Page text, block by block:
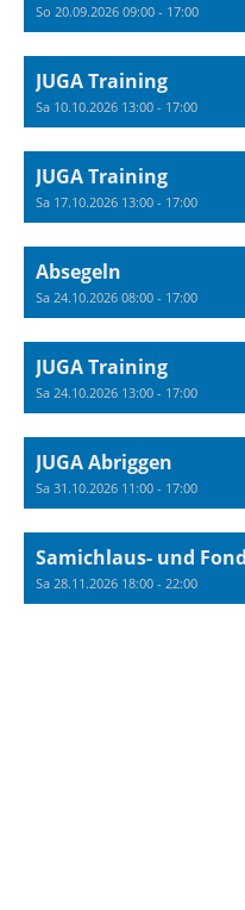
So 20.09.2026 09:00 - 17:00
JUGA Training
Sa 10.10.2026 13:00 - 17:00
JUGA Training
Sa 17.10.2026 13:00 - 17:00
Absegeln
Sa 24.10.2026 08:00 - 17:00
JUGA Training
Sa 24.10.2026 13:00 - 17:00
JUGA Abriggen
Sa 31.10.2026 11:00 - 17:00
Samichlaus- und
Sa 28.11.2026 18:00 - 22:00